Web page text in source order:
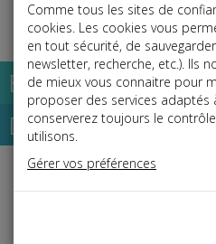
Base documentaire
Dépêches
Comme tous les sites de
cookies. Les cookies vous
en tout sécurité, de
newsletter, recherche, etc.). Ils
de mieux vous connaitre pour
proposer des services adaptés
conserverez toujours le
utilisons.
Gérer vos préférences